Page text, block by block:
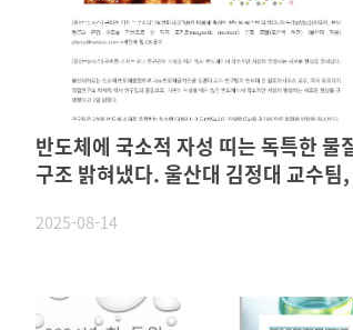
반도체에 국소적 자성 띠는 독특한 물
구조 밝혀냈다. 울산대 김정대 교수팀
2025-08-14